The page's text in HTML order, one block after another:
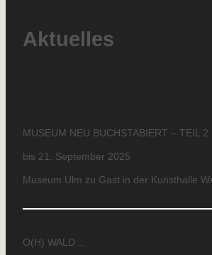
Aktuelles
MUSEUM NEU BUCHSTABIERT – TEIL
bis 21. September 2025
Museum Ulm zu Gast in der Kunsthalle
O(H) WALD…